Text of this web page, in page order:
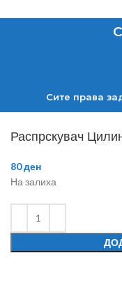
Сите права
Распрскувач
80ден
На залиха